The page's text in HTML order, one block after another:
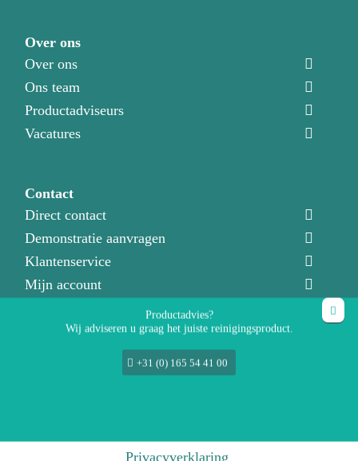
Over ons
Over ons
Ons team
Productadviseurs
Vacatures
Contact
Direct contact
Demonstratie aanvragen
Klantenservice
Mijn account
MegaCleaning Products bv
Privacyverklaring
Productadvies?
Wij adviseren u graag het juiste reinigingsproduct.
+31 (0) 165 54 41 00